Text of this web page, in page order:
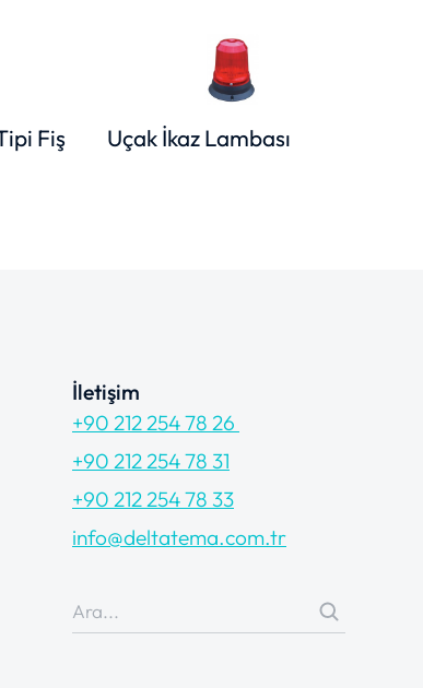
Fiş
Uçak İkaz Lambası
İletişim
+90 212 254 78 26
+90 212 254 78 31
+90 212 254 78 33
info@deltatema.com.tr